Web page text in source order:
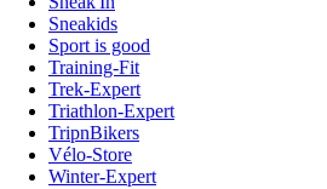
Sneakids
Sport is good
Training-Fit
Trek-Expert
Triathlon-Expert
TripnBikers
Vélo-Store
Winter-Expert